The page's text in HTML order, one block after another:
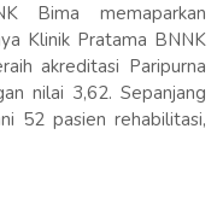
Bima memaparkan
Klinik Pratama BNNK
akreditasi Paripurna
nilai 3,62. Sepanjang
52 pasien rehabilitasi,